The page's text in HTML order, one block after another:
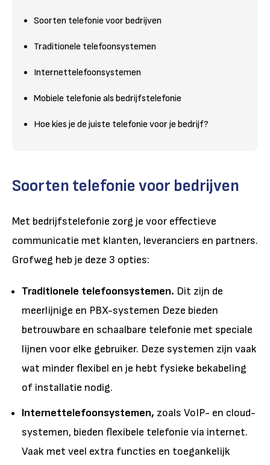
Soorten telefonie voor bedrijven
Traditionele telefoonsystemen
Internettelefoonsystemen
Mobiele telefonie als bedrijfstelefonie
Hoe kies je de juiste telefonie voor je bedrijf?
Soorten telefonie voor bedrijven
Met bedrijfstelefonie zorg je voor effectieve
communicatie met klanten, leveranciers en partners.
Grofweg heb je deze 3 opties:
Traditionele telefoonsystemen. Dit zijn de
meerlijnige en PBX-systemen Deze bieden
betrouwbare en schaalbare telefonie met speciale
lijnen voor elke gebruiker. Deze systemen zijn vaak
wat minder flexibel en je hebt fysieke bekabeling
of installatie nodig.
Internettelefoonsystemen, zoals VoIP- en cloud-
systemen, bieden flexibele telefonie via internet.
Vaak met veel extra functies en toegankelijk